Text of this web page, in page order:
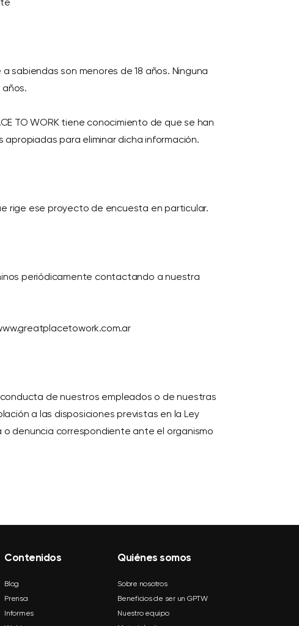
sabiendas son menores de 18 años. Ninguna
TO WORK tiene conocimiento de que se han
para eliminar dicha información.
rige ese proyecto de encuesta en particular.
periódicamente contactando a nuestra
de nuestros empleados o de nuestras
a las disposiciones previstas en la Ley
o denuncia correspondiente ante el organismo
Contenidos
Blog
Prensa
Informes
Quiénes somos
Sobre nosotros
Beneficios de ser un GPTW
Nuestro equipo